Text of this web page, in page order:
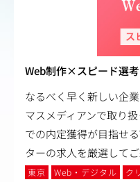
Web制作×スピード選考
なるべく早く新しい企
マスメディアンで取り
での内定獲得が目指せ
ターの求人を厳選してご
東京 Web・デジタル ク